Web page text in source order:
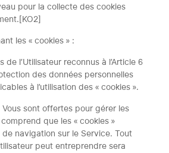
pour la collecte des cookies
les « cookies » :
de l’Utilisateur reconnus à l’Article 6
des données personnelles
à l’utilisation des « cookies ».
Vous sont offertes pour gérer les
que les « cookies »
navigation sur le Service. Tout
peut entreprendre sera